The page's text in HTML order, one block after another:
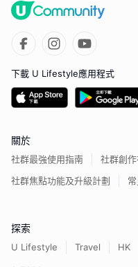
下載 U Lifestyle應用程式
關於
社群最強使用指南
社群創
社群焦點功能及升級計劃
探索
U Lifestyle Travel HK